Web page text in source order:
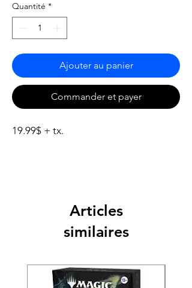
Quantité *
Ajouter au panier
Commander et payer
19.99$ + tx.
Articles
similaires